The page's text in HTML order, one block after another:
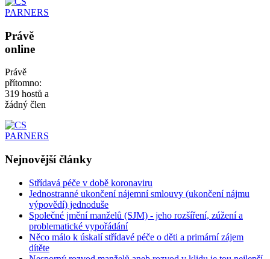
Právě
online
Právě
přítomno:
319 hostů a
žádný člen
Nejnovějšíčlánky
Střídavá péče v době koronaviru
Jednostranné ukončení nájemní smlouvy (ukončení nájmu
výpovědí) jednoduše
Společné jmění manželů (SJM) - jeho rozšíření, zúžení a
problematické vypořádání
Něco málo k úskalí střídavé péče o děti a primární zájem
dítěte